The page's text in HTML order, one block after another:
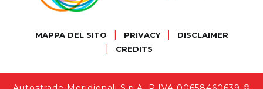
MAPPA DEL SITO PRIVACY DISCLAIMER
CREDITS